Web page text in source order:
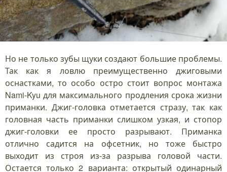
Но не только зубы щуки создают большие проблемы.
Так как я ловлю преимущественно джиговыми
оснастками, то особо остро стоит вопрос монтажа
Nami-Kyu для максимального продления срока жизни
приманки. Джиг-головка отметается стразу, так как
головная часть приманки слишком узкая, и стопор
джиг-головки ее просто разрывают. Приманка
отлично садится на офсетник, но тоже быстро
выходит из строя из-за разрыва головой части.
Остается только 2 варианта: открытый одинарный